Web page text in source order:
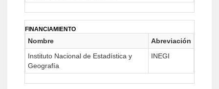
FINANCIAMIENTO
Nombre
Abreviación
Instituto Nacional de Estadística y
Geografía
INEGI